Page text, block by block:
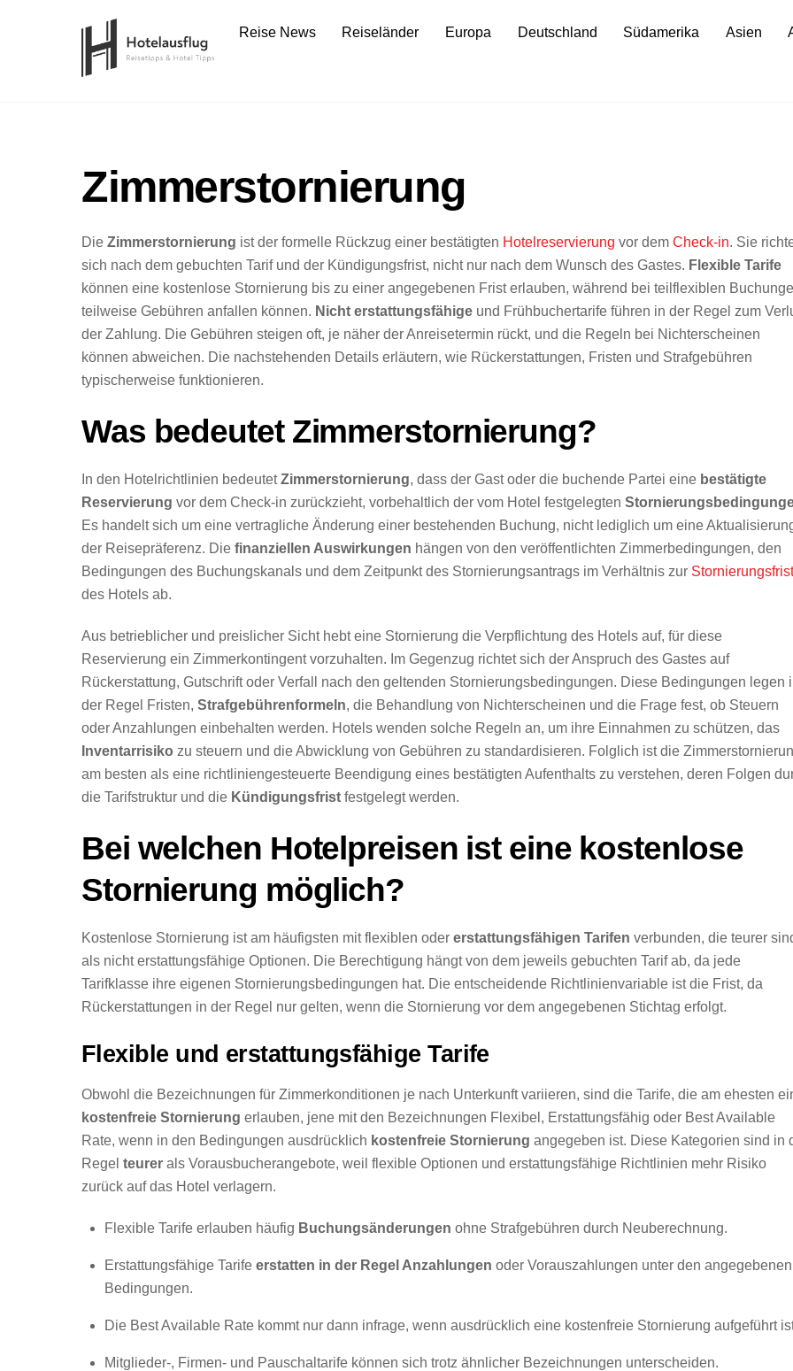
Reise News Reiseländer Europa Deutschland Südamerika Asien
Zimmerstornierung
Die Zimmerstornierung ist der formelle Rückzug einer bestätigten Hotelreservierung vor dem Check-in. Sie
sich nach dem gebuchten Tarif und der Kündigungsfrist, nicht nur nach dem Wunsch des Gastes. Flexible Tarife
können eine kostenlose Stornierung bis zu einer angegebenen Frist erlauben, während bei teilflexiblen
teilweise Gebühren anfallen können. Nicht erstattungsfähige und Frühbuchertarife führen in der Regel zum
der Zahlung. Die Gebühren steigen oft, je näher der Anreisetermin rückt, und die Regeln bei Nichterscheinen
können abweichen. Die nachstehenden Details erläutern, wie Rückerstattungen, Fristen und Strafgebühren
typischerweise funktionieren.
Was bedeutet Zimmerstornierung?
In den Hotelrichtlinien bedeutetZimmerstornierung, dass der Gast oder die buchende Partei eine bestätigte
Reservierung vor dem Check-in zurückzieht, vorbehaltlich der vom Hotel festgelegten
Es handelt sich um eine vertragliche Änderung einer bestehenden Buchung, nicht lediglich um eine
der Reisepräferenz. Die finanziellen Auswirkungen hängen von den veröffentlichten Zimmerbedingungen, den
Bedingungen des Buchungskanals und dem Zeitpunkt des Stornierungsantrags im Verhältnis zur Stornierungsfrist
des Hotels ab.
Aus betrieblicher und preislicher Sicht hebt eine Stornierung die Verpflichtung des Hotels auf, für diese
Reservierung ein Zimmerkontingent vorzuhalten. Im Gegenzug richtet sich der Anspruch des Gastes auf
Rückerstattung, Gutschrift oder Verfall nach den geltenden Stornierungsbedingungen. Diese Bedingungen legen
der Regel Fristen, Strafgebührenformeln, die Behandlung von Nichterscheinen und die Frage fest, ob Steuern
oder Anzahlungen einbehalten werden. Hotels wenden solche Regeln an, um ihre Einnahmen zu schützen, das
Inventarrisiko zu steuern und die Abwicklung von Gebühren zu standardisieren. Folglich ist die
am besten als eine richtliniengesteuerte Beendigung eines bestätigten Aufenthalts zu verstehen, deren Folgen
die Tarifstruktur und die Kündigungsfrist festgelegt werden.
Bei welchen Hotelpreisen ist eine kostenlose
Stornierung möglich?
Kostenlose Stornierung ist am häufigsten mit flexiblen oder erstattungsfähigen Tarifen verbunden, die teurer
als nicht erstattungsfähige Optionen. Die Berechtigung hängt von dem jeweils gebuchten Tarif ab, da jede
Tarifklasse ihre eigenen Stornierungsbedingungen hat. Die entscheidende Richtlinienvariable ist die Frist, da
Rückerstattungen in der Regel nur gelten, wenn die Stornierung vor dem angegebenen Stichtag erfolgt.
Flexible und erstattungsfähige Tarife
Obwohl die Bezeichnungen für Zimmerkonditionen je nach Unterkunft variieren, sind die Tarife, die am ehesten
kostenfreie Stornierung erlauben, jene mit den Bezeichnungen Flexibel, Erstattungsfähig oder Best Available
Rate, wenn in den Bedingungen ausdrücklich kostenfreie Stornierung angegeben ist. Diese Kategorien sind in
Regel teurer als Vorausbucherangebote, weil flexible Optionen und erstattungsfähige Richtlinien mehr Risiko
zurück auf das Hotel verlagern.
Flexible Tarife erlauben häufig Buchungsänderungen ohne Strafgebühren durch Neuberechnung.
Erstattungsfähige Tarife erstatten in der Regel Anzahlungen oder Vorauszahlungen unter den angegebenen
Bedingungen.
Die Best Available Rate kommt nur dann infrage, wenn ausdrücklich eine kostenfreie Stornierung aufgeführt
Mitglieder-, Firmen- und Pauschaltarife können sich trotz ähnlicher Bezeichnungen unterscheiden.